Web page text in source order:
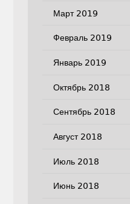
Март 2019
Февраль 2019
Январь 2019
Октябрь 2018
Сентябрь 2018
Август 2018
Июль 2018
Июнь 2018